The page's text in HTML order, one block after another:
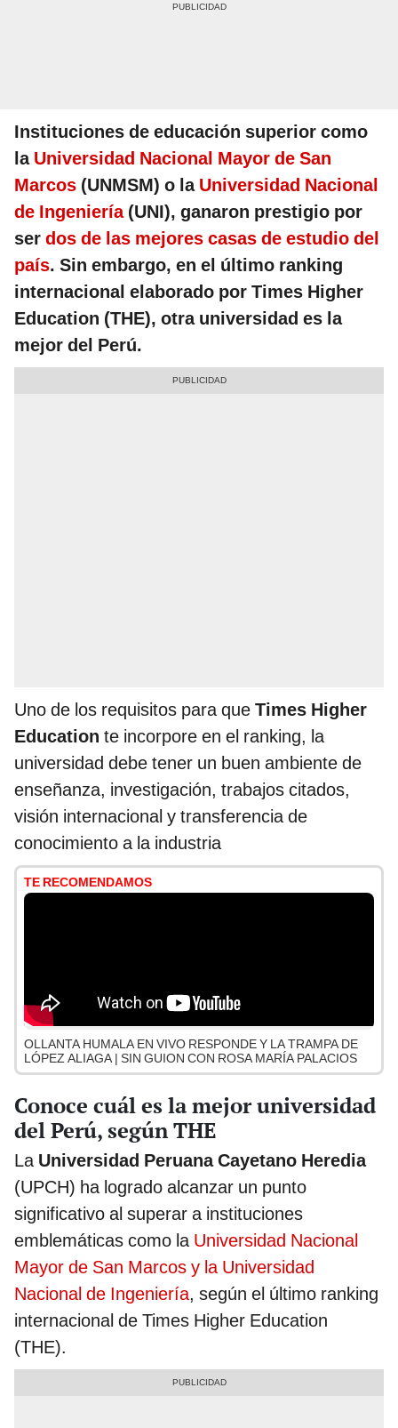
Instituciones de educación superior como
la Universidad Nacional Mayor de San
Marcos (UNMSM) o la Universidad Nacional
de Ingeniería(UNI), ganaron prestigio por
ser dos de las mejores casas de estudio del
país. Sin embargo, en el último ranking
internacional elaborado por Times Higher
Education (THE), otra universidad es la
mejor del Perú.
Uno de los requisitos para que Times Higher
Education te incorpore en el ranking, la
universidad debe tener un buen ambiente de
enseñanza, investigación, trabajos citados,
visión internacional y transferencia de
conocimiento a la industria
TE RECOMENDAMOS
OLLANTA HUMALA EN VIVO RESPONDE Y LA TRAMPA DE
LÓPEZ ALIAGA | SIN GUION CON ROSA MARÍA PALACIOS
Conoce cuál es la mejor universidad
del Perú, según THE
La Universidad Peruana Cayetano Heredia
(UPCH) ha logrado alcanzar un punto
significativo al superar a instituciones
emblemáticas como la Universidad Nacional
Mayor de San Marcos y la Universidad
Nacional de Ingeniería, según el último ranking
internacional de Times Higher Education
(THE).